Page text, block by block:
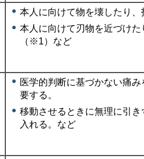
本人に向けて物を壊したり、
本人に向けて刃物を近づけた
（※1）など
医学的判断に基づかない痛
要する。
移動させるときに無理に引
入れる。など